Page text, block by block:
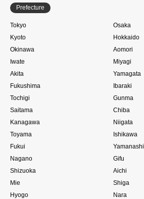
Prefecture
Tokyo
Osaka
Kyoto
Hokkaido
Okinawa
Aomori
Iwate
Miyagi
Akita
Yamagata
Fukushima
Ibaraki
Tochigi
Gunma
Saitama
Chiba
Kanagawa
Niigata
Toyama
Ishikawa
Fukui
Yamanashi
Nagano
Gifu
Shizuoka
Aichi
Mie
Shiga
Hyogo
Nara